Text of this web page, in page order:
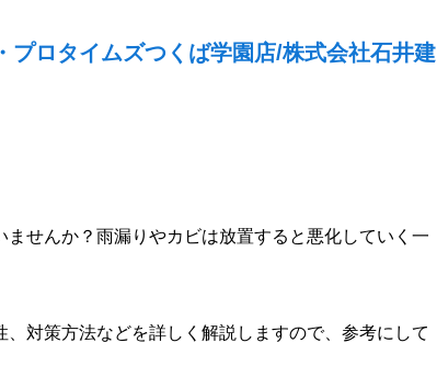
ロタイムズつくば学園店/株式会社石井建
せんか？雨漏りやカビは放置すると悪化していく一
対策方法などを詳しく解説しますので、参考にして